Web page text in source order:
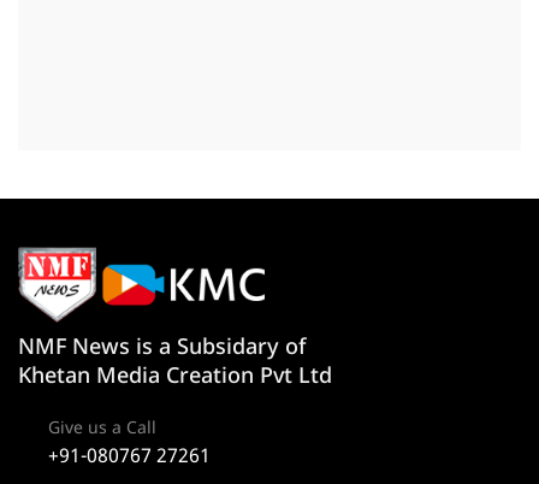
NMF News is a Subsidary of
Khetan Media Creation Pvt Ltd
Give us a Call
+91-080767 27261